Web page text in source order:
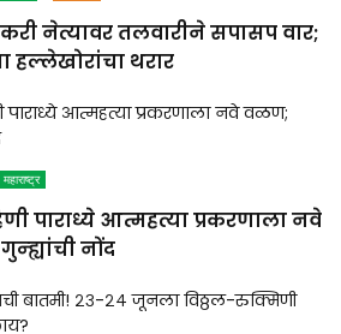
नेत्यावर तलवारीने सपासप वार;
थरार
महाराष्ट्र
पाराध्ये आत्महत्या प्रकरणाला नवे
नोंद